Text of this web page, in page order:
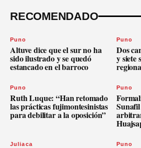
RECOMENDADO
Puno
Altuve dice que el sur no ha
sido ilustrado y se quedó
estancado en el barroco
Puno
Dos
y siete
Puno
Ruth Luque: “Han retomado
las prácticas fujimontesinistas
para debilitar a la oposición”
Puno
Juliaca Puno